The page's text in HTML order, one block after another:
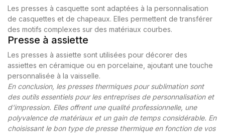
Les presses à casquette sont adaptées à la personnalisation
de casquettes et de chapeaux. Elles permettent de transférer
des motifs complexes sur des matériaux courbes.
Presse à assiette
Les presses à assiette sont utilisées pour décorer des
assiettes en céramique ou en porcelaine, ajoutant une touche
personnalisée à la vaisselle.
En conclusion, les presses thermiques pour sublimation sont
des outils essentiels pour les entreprises de personnalisation et
d'impression. Elles offrent une qualité professionnelle, une
polyvalence de matériaux et un gain de temps considérable. En
choisissant le bon type de presse thermique en fonction de vos